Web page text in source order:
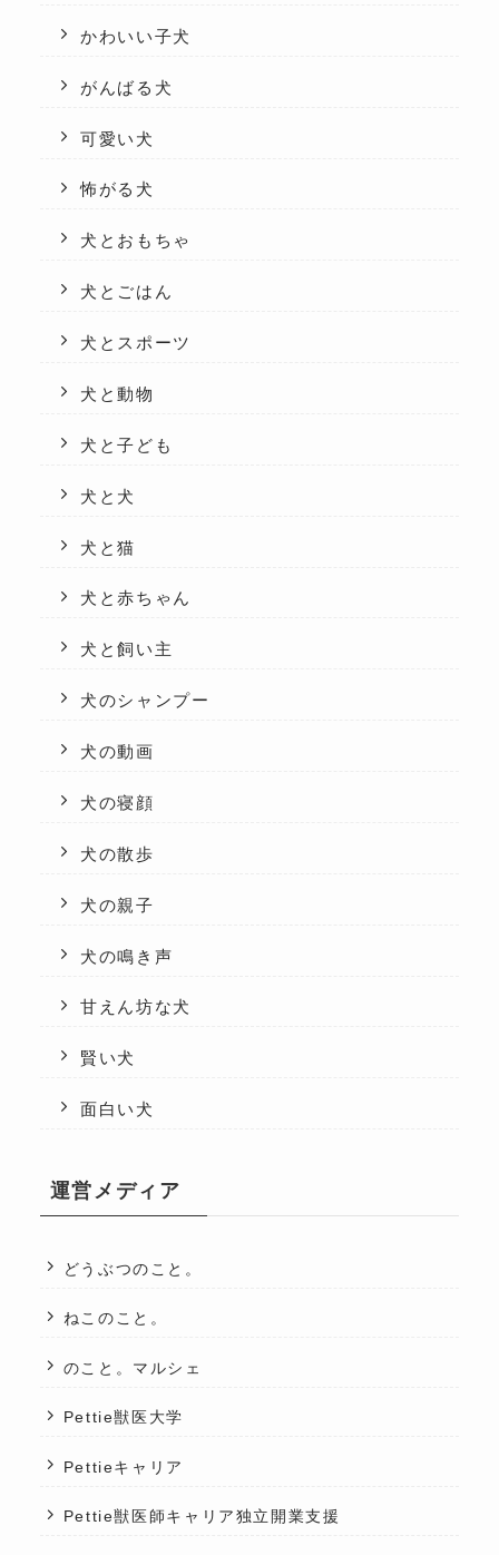
かわいい子犬
がんばる犬
可愛い犬
怖がる犬
犬とおもちゃ
犬とごはん
犬とスポーツ
犬と動物
犬と子ども
犬と犬
犬と猫
犬と赤ちゃん
犬と飼い主
犬のシャンプー
犬の動画
犬の寝顔
犬の散歩
犬の親子
犬の鳴き声
甘えん坊な犬
賢い犬
面白い犬
運営メディア
どうぶつのこと。
ねこのこと。
のこと。マルシェ
Pettie獣医大学
Pettieキャリア
Pettie獣医師キャリア独立開業支援